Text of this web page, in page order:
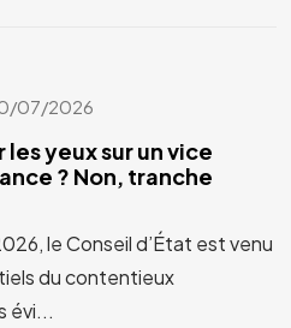
07/2026
yeux sur un vice
? Non, tranche
le Conseil d’État est venu
du contentieux
évi...